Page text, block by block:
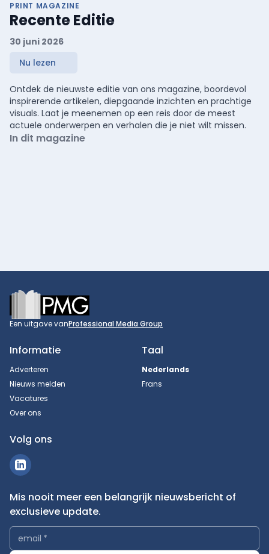
PRINT MAGAZINE
Recente Editie
30 juni 2026
Nu lezen
Ontdek de nieuwste editie van ons magazine, boordevol
inspirerende artikelen, diepgaande inzichten en prachtige
visuals. Laat je meenemen op een reis door de meest
actuele onderwerpen en verhalen die je niet wilt missen.
In dit magazine
Footer
Een uitgave vanProfessional Media Group
Informatie
Adverteren
Nieuws melden
Vacatures
Over ons
Taal
Nederlands
Frans
Volg ons
Mis nooit meer een belangrijk nieuwsbericht of
exclusieve update.
email *